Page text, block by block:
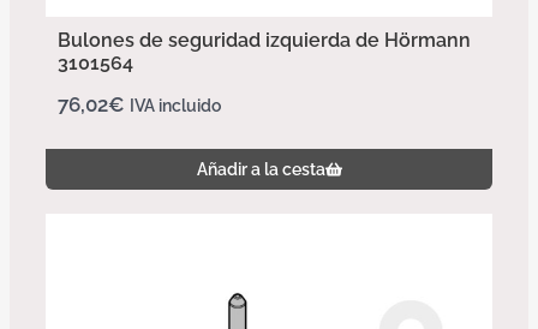
Bulones de seguridad izquierda de Hörmann
3101564
76,02€ IVA incluido
Añadir a la cesta